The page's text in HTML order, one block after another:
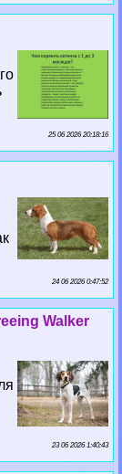
25 06 2026 20:18:16
24 06 2026 0:47:52
Walker
23 06 2026 1:40:43